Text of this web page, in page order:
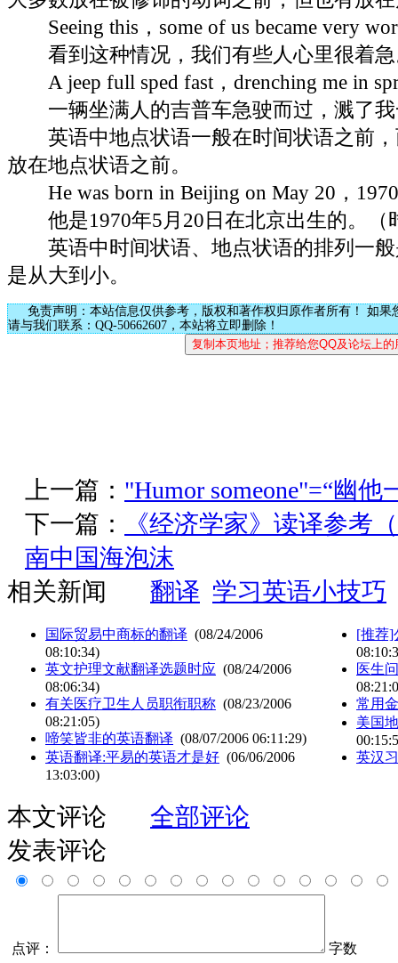
Seeing this，some of us became very
看到这种情况，我们有些人心里很着急
A jeep full sped fast，drenching me in
一辆坐满人的吉普车急驶而过，溅了我
英语中地点状语一般在时间状语之前，
放在地点状语之前。
He was born in Beijing on May 20，
他是1970年5月20日在北京出生的。
英语中时间状语、地点状语的排列一般
是从大到小。
免责声明：本站信息仅供参考，版权和著作权归原作者所有！ 如果
请与我们联系：QQ-50662607，本站将立即删除！
上一篇： "Humor someone"=“幽他
下一篇：
《经济学家》读译参考
南中国海泡沫
相关新闻
翻译 学习英语小技巧
国际贸易中商标的翻译 (08/24/2006
08:10:34)
英文护理文献翻译选题时应 (08/24/2006
08:06:34)
有关医疗卫生人员职衔职称 (08/23/2006
08:21:05)
啼笑皆非的英语翻译 (08/07/2006 06:11:29)
英语翻译:平易的英语才是好 (06/06/2006
13:03:00)
[推荐]
医生
常用
美国
英汉
本文评论
全部评论
发表评论
点评：
字数